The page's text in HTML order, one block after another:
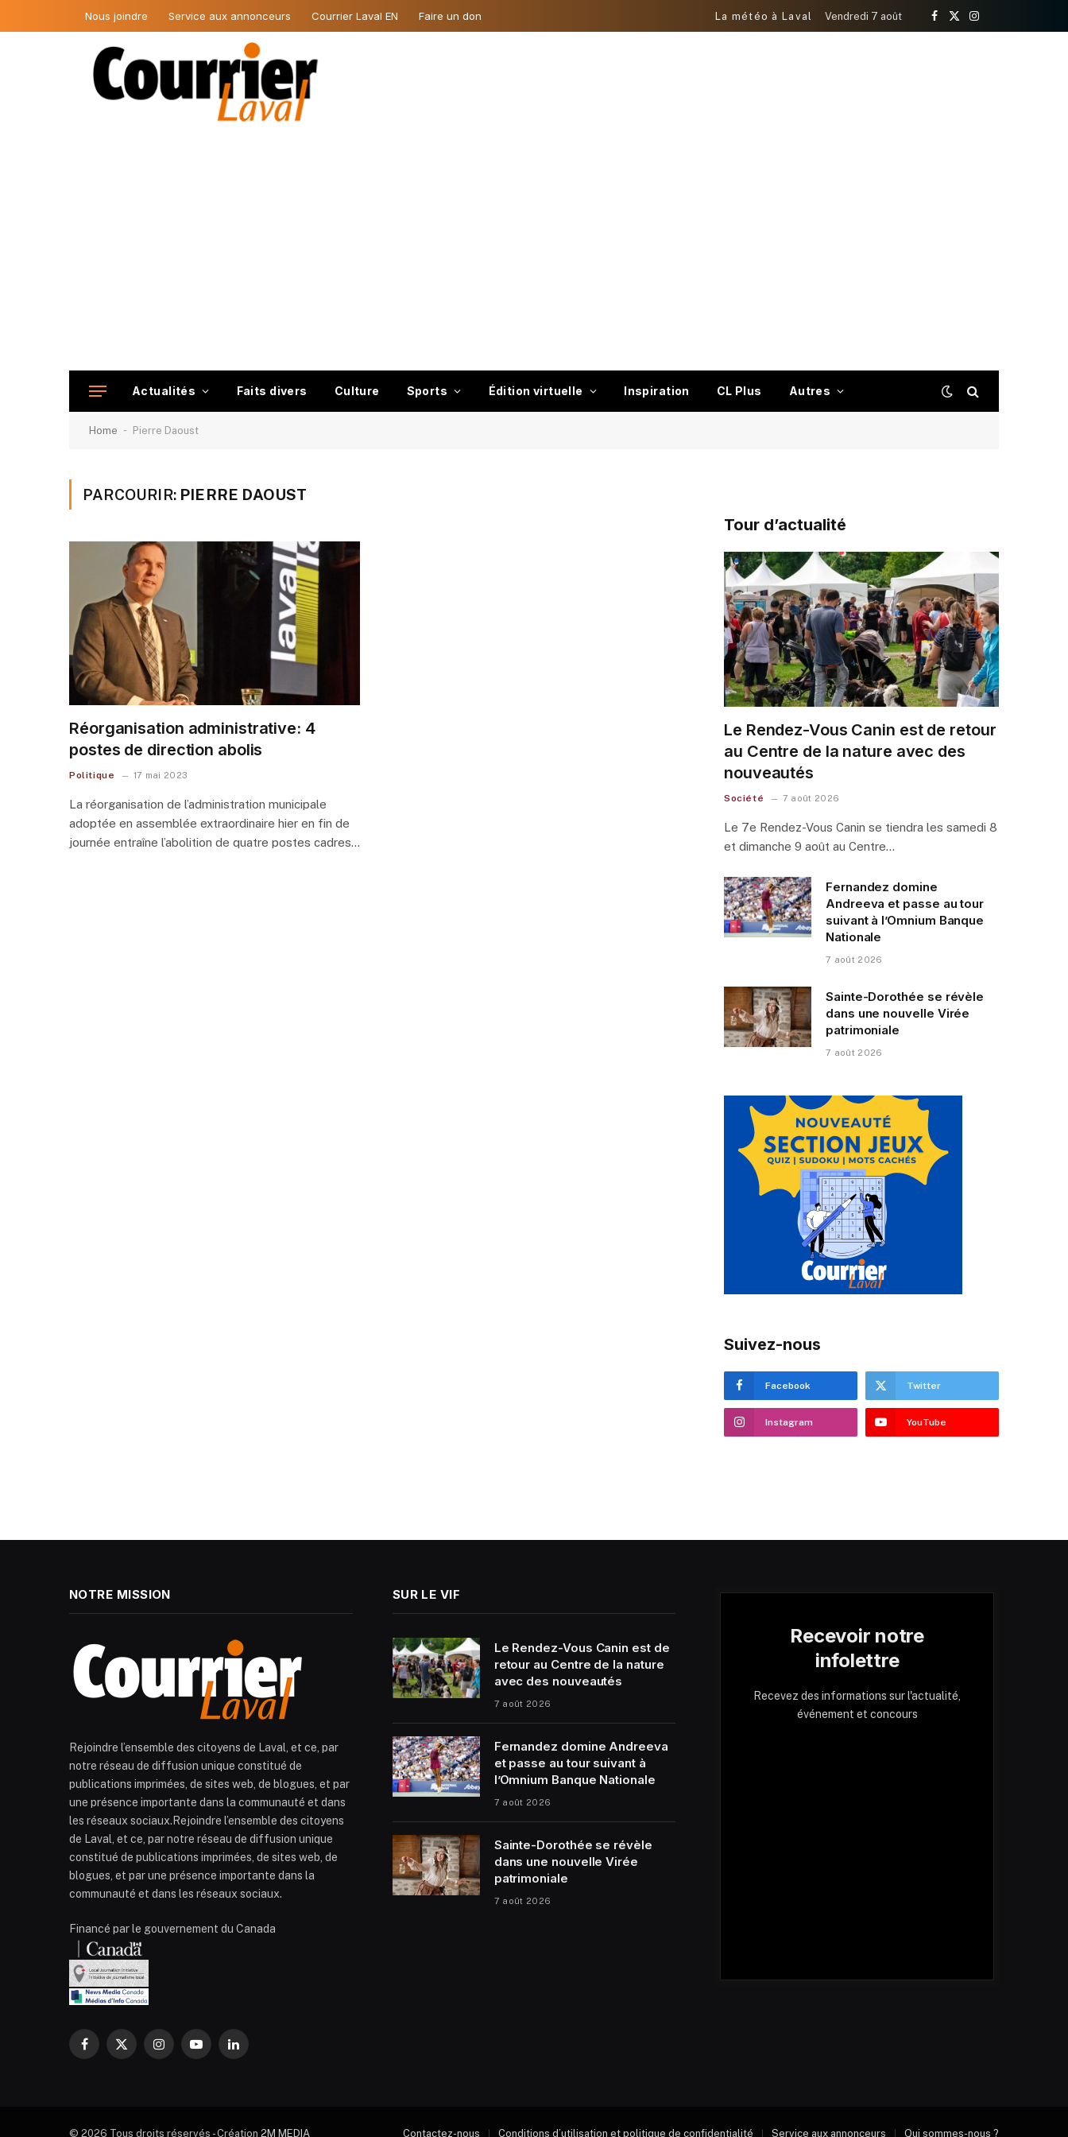
Nous joindre Service aux annonceurs Courrier Laval EN Faire un don La météo à Laval Vendredi 7 août
Facebook
X
Instagram
Actualités Faits divers Culture Sports Édition virtuelle Inspiration CL Plus Autres
Home - Pierre Daoust
PARCOURIR: PIERRE DAOUST
Réorganisation administrative: 4
postes de direction abolis
Politique 17 mai 2023
La réorganisation de l’administration municipale
adoptée en assemblée extraordinaire hier en fin de
journée entraîne l’abolition de quatre postes cadres…
Tour d’actualité
Le Rendez-Vous Canin est de retour
au Centre de la nature avec des
nouveautés
Société 7 août 2026
Le 7e Rendez-Vous Canin se tiendra les samedi 8
et dimanche 9 août au Centre…
Fernandez domine
Andreeva et passe au tour
suivant à l’Omnium Banque
Nationale
7 août 2026
Sainte-Dorothée se révèle
dans une nouvelle Virée
patrimoniale
7 août 2026
Suivez-nous
Facebook Twitter
Instagram YouTube
NOTRE MISSION
Rejoindre l’ensemble des citoyens de Laval, et ce, par
notre réseau de diffusion unique constitué de
publications imprimées, de sites web, de blogues, et par
une présence importante dans la communauté et dans
les réseaux sociaux.Rejoindre l’ensemble des citoyens
de Laval, et ce, par notre réseau de diffusion unique
constitué de publications imprimées, de sites web, de
blogues, et par une présence importante dans la
communauté et dans les réseaux sociaux.
Financé par le gouvernement du Canada
Facebook
X
InstagramYouTubeLinkedIn
SUR LE VIF
Le Rendez-Vous Canin est de
retour au Centre de la nature
avec des nouveautés
7 août 2026
Fernandez domine Andreeva
et passe au tour suivant à
l’Omnium Banque Nationale
7 août 2026
Sainte-Dorothée se révèle
dans une nouvelle Virée
patrimoniale
7 août 2026
Recevoir notre
infolettre
Recevez des informations sur l'actualité,
événement et concours
© 2026 Tous droits réservés - Création 2M MEDIA Contactez-nous Conditions d’utilisation et politique de confidentialité Service aux annonceurs Qui sommes-nous ?